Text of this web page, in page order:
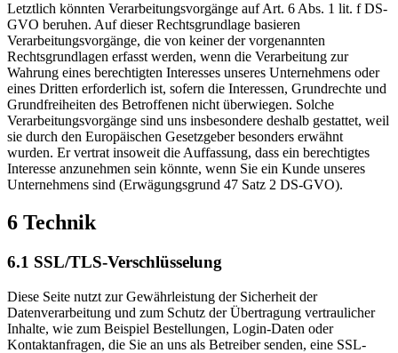
Letztlich könnten Verarbeitungsvorgänge auf Art. 6 Abs. 1 lit. f DS-
GVO beruhen. Auf dieser Rechtsgrundlage basieren
Verarbeitungsvorgänge, die von keiner der vorgenannten
Rechtsgrundlagen erfasst werden, wenn die Verarbeitung zur
Wahrung eines berechtigten Interesses unseres Unternehmens oder
eines Dritten erforderlich ist, sofern die Interessen, Grundrechte und
Grundfreiheiten des Betroffenen nicht überwiegen. Solche
Verarbeitungsvorgänge sind uns insbesondere deshalb gestattet, weil
sie durch den Europäischen Gesetzgeber besonders erwähnt
wurden. Er vertrat insoweit die Auffassung, dass ein berechtigtes
Interesse anzunehmen sein könnte, wenn Sie ein Kunde unseres
Unternehmens sind (Erwägungsgrund 47 Satz 2 DS-GVO).
6 Technik
6.1 SSL/TLS-Verschlüsselung
Diese Seite nutzt zur Gewährleistung der Sicherheit der
Datenverarbeitung und zum Schutz der Übertragung vertraulicher
Inhalte, wie zum Beispiel Bestellungen, Login-Daten oder
Kontaktanfragen, die Sie an uns als Betreiber senden, eine SSL-